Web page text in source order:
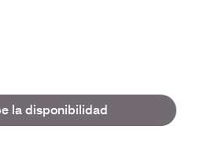
la disponibilidad